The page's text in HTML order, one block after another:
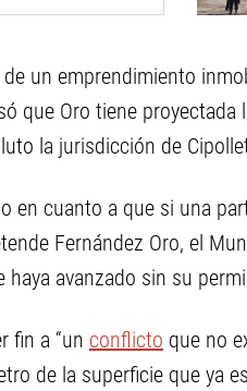
un emprendimiento
que Oro tiene
la jurisdicción de
en cuanto a que si una
Fernández Oro, el
haya avanzado sin su
fin a “un conflicto que no
de la superficie que ya